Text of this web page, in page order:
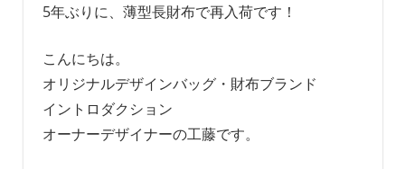
5年ぶりに、薄型長財布で再入荷です！
こんにちは。
オリジナルデザインバッグ・財布ブランド
イントロダクション
オーナーデザイナーの工藤です。